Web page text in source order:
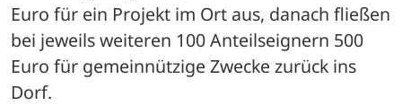
Euro für ein Projekt im Ort aus, danach fließen
bei jeweils weiteren 100 Anteilseignern 500
Euro für gemeinnützige Zwecke zurück ins
Dorf.